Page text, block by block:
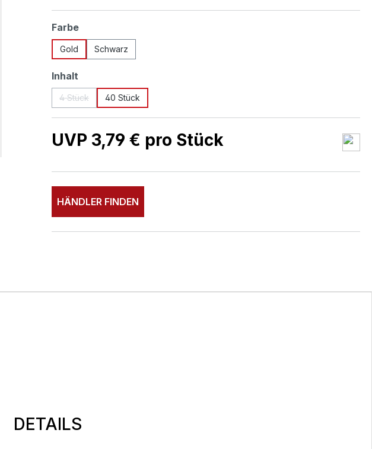
Farbeauswählen
Gold Schwarz
Inhalt
4 Stück 40 Stück
UVP 3,79 € pro Stück
HÄNDLER FINDEN
DETAILS